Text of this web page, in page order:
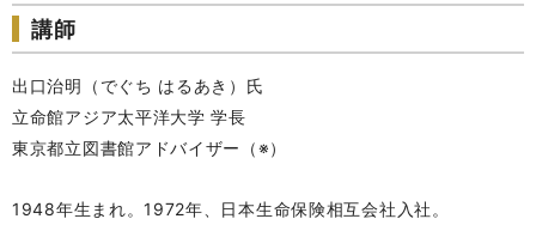
講師
出口治明（でぐち はるあき）氏
立命館アジア太平洋大学 学長
東京都立図書館アドバイザー（※）
1948年生まれ。1972年、日本生命保険相互会社入社。